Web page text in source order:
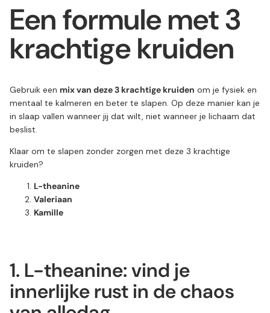
Een formule met 3
krachtige kruiden
Gebruik een mix van deze 3 krachtige kruiden om je fysiek en
mentaal te kalmeren en beter te slapen. Op deze manier kan je
in slaap vallen wanneer jij dat wilt, niet wanneer je lichaam dat
beslist.
Klaar om te slapen zonder zorgen met deze 3 krachtige
kruiden?
L-theanine
Valeriaan
Kamille
1. L-theanine: vind je
innerlijke rust in de chaos